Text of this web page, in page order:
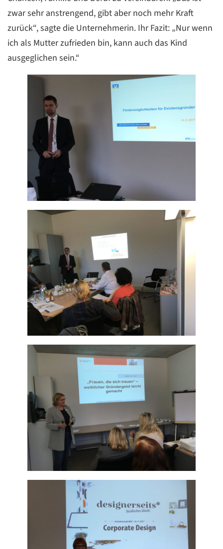
zwar sehr anstrengend, gibt aber noch mehr Kraft
zurück“, sagte die Unternehmerin. Ihr Fazit: „Nur wenn
ich als Mutter zufrieden bin, kann auch das Kind
ausgeglichen sein.“